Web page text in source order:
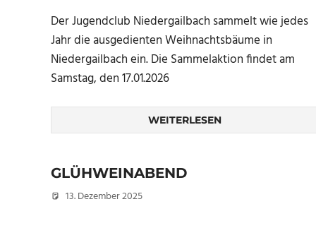
Der Jugendclub Niedergailbach sammelt wie jedes
Jahr die ausgedienten Weihnachtsbäume in
Niedergailbach ein. Die Sammelaktion findet am
Samstag, den 17.01.2026
WEITERLESEN
GLÜHWEINABEND
13. Dezember 2025